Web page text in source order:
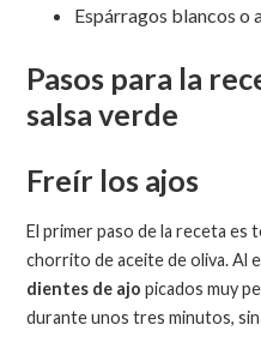
Espárragos blancos o
Pasos para la
salsa verde
Freír los ajos
El primer paso de la receta es
chorrito de aceite de oliva. Al
dientes de ajo picados muy
durante unos tres minutos,